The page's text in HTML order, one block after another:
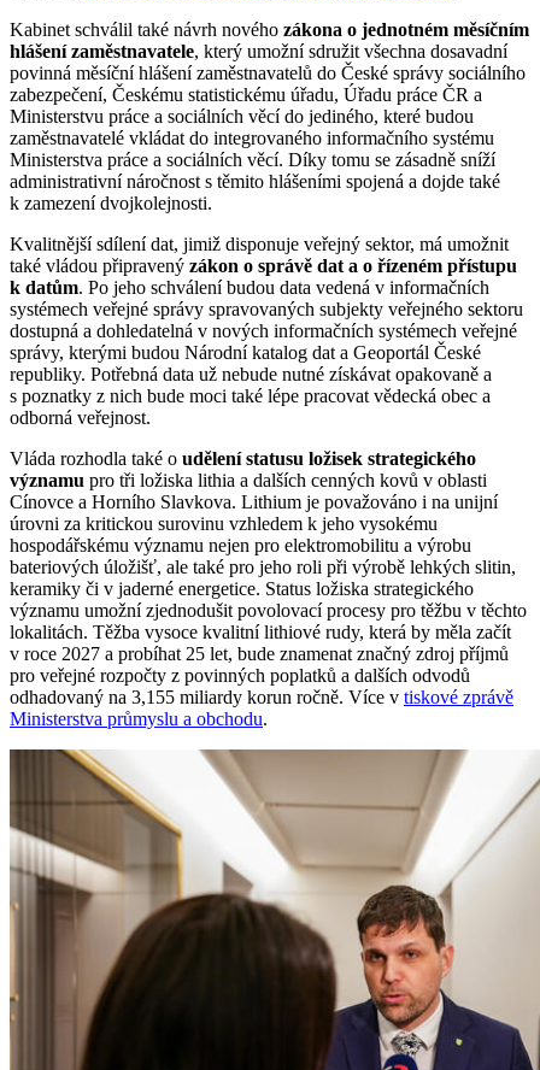
Kabinet schválil také návrh nového zákona o jednotném měsíčním
hlášení zaměstnavatele, který umožní sdružit všechna dosavadní
povinná měsíční hlášení zaměstnavatelů do České správy sociálního
zabezpečení, Českému statistickému úřadu, Úřadu práce ČR a
Ministerstvu práce a sociálních věcí do jediného, které budou
zaměstnavatelé vkládat do integrovaného informačního systému
Ministerstva práce a sociálních věcí. Díky tomu se zásadně sníží
administrativní náročnost s těmito hlášeními spojená a dojde také
k zamezení dvojkolejnosti.
Kvalitnější sdílení dat, jimiž disponuje veřejný sektor, má umožnit
také vládou připravený zákon o správě dat a o řízeném přístupu
k datům. Po jeho schválení budou data vedená v informačních
systémech veřejné správy spravovaných subjekty veřejného sektoru
dostupná a dohledatelná v nových informačních systémech veřejné
správy, kterými budou Národní katalog dat a Geoportál České
republiky. Potřebná data už nebude nutné získávat opakovaně a
s poznatky z nich bude moci také lépe pracovat vědecká obec a
odborná veřejnost.
Vláda rozhodla také o udělení statusu ložisek strategického
významu pro tři ložiska lithia a dalších cenných kovů v oblasti
Cínovce a Horního Slavkova. Lithium je považováno i na unijní
úrovni za kritickou surovinu vzhledem k jeho vysokému
hospodářskému významu nejen pro elektromobilitu a výrobu
bateriových úložišť, ale také pro jeho roli při výrobě lehkých slitin,
keramiky či v jaderné energetice. Status ložiska strategického
významu umožní zjednodušit povolovací procesy pro těžbu v těchto
lokalitách. Těžba vysoce kvalitní lithiové rudy, která by měla začít
v roce 2027 a probíhat 25 let, bude znamenat značný zdroj příjmů
pro veřejné rozpočty z povinných poplatků a dalších odvodů
odhadovaný na 3,155 miliardy korun ročně. Více v tiskové zprávě
Ministerstva průmyslu a obchodu.